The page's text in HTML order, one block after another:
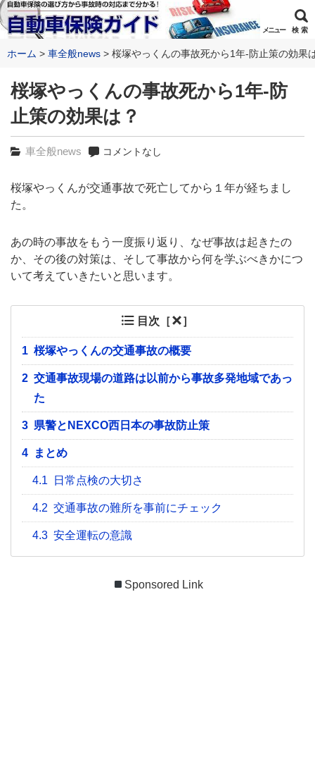
メニュー 検 索
ホーム 車全般news 桜塚やっくんの事故死から1年-防止策の効果
桜塚やっくんの事故死から1年-防
止策の効果は？
車全般news コメントなし
桜塚やっくんが交通事故で死亡してから１年が経ちまし
た。
あの時の事故をもう一度振り返り、なぜ事故は起きたの
か、その後の対策は、そして事故から何を学ぶべきかにつ
いて考えていきたいと思います。
目次［ ］
1 桜塚やっくんの交通事故の概要
2 交通事故現場の道路は以前から事故多発地域であっ
た
3 県警とNEXCO西日本の事故防止策
4 まとめ
4.1 日常点検の大切さ
4.2 交通事故の難所を事前にチェック
4.3 安全運転の意識
Sponsored Link